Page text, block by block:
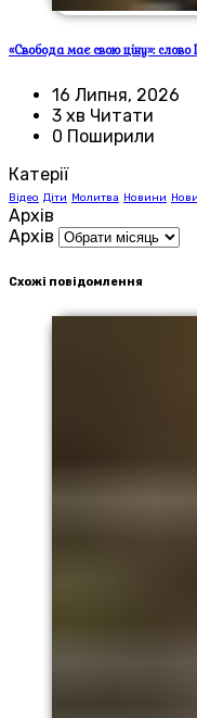
«Свобода має свою ціну»:
16 Липня, 2026
3 хв Читати
0 Поширили
Катерії
Відео Діти Молитва Новини
Архів
Архів
Схожі повідомлення